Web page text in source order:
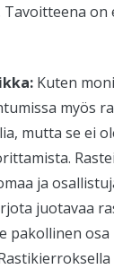
on
Kuten
myös
mutta se ei
ja
juotavaa
pakollinen